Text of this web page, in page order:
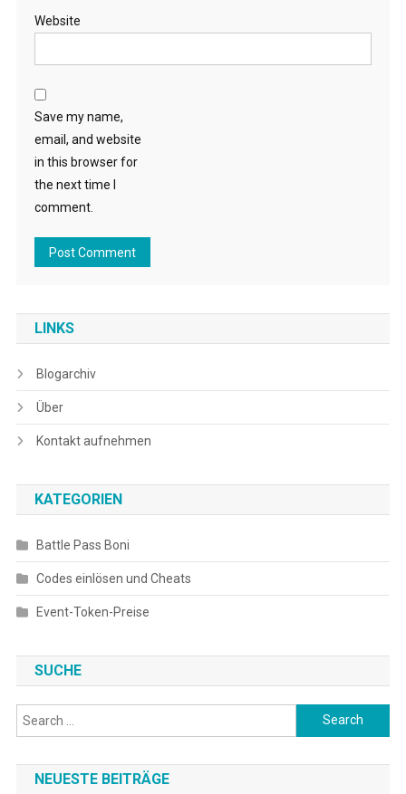
Website
Save my name,
email, and website
in this browser for
the next time I
comment.
LINKS
Blogarchiv
Über
Kontakt aufnehmen
KATEGORIEN
Battle Pass Boni
Codes einlösen und Cheats
Event-Token-Preise
SUCHE
Search
for:
NEUESTE BEITRÄGE